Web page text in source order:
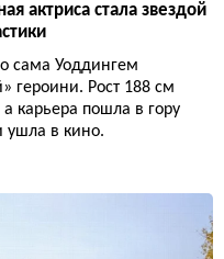
актриса стала звездой
сама Уоддингем
героини. Рост 188 см
карьера пошла в гору
ушла в кино.